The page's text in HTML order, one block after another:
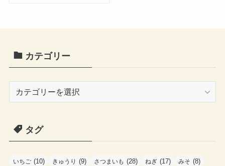
カテゴリー
ゴ
タグ
いちご (10) きゅうり (9) さつまいも (28) ねぎ (17) みそ (8)